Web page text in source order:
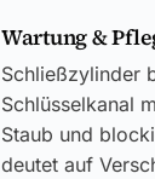
Wartung &
Schließzylinder
Schlüsselkanal
Staub und
deutet auf